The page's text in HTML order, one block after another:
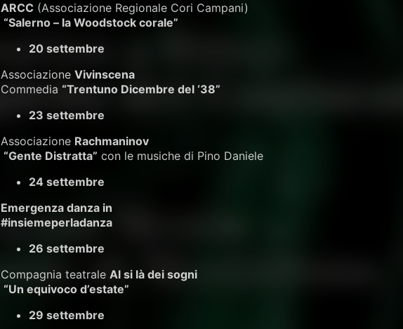
ARCC (Associazione Regionale Cori Campani)
“Salerno – la Woodstock corale”
20 settembre
Associazione Vivinscena
Commedia “Trentuno Dicembre del ‘38”
23 settembre
Associazione Rachmaninov
“Gente Distratta” con le musiche di Pino Daniele
24 settembre
Emergenza danza in
#insiemeperladanza
26 settembre
Compagnia teatrale Al si là dei sogni
“Un equivoco d’estate”
29 settembre